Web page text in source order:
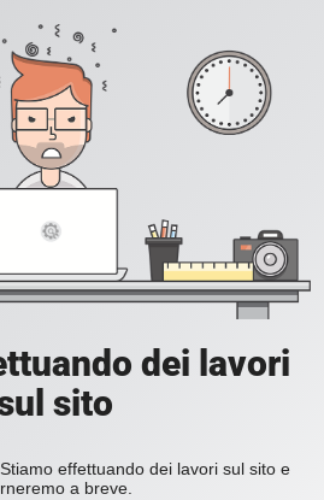
dei lavori
sito
effettuando dei lavori sul sito e
a breve.